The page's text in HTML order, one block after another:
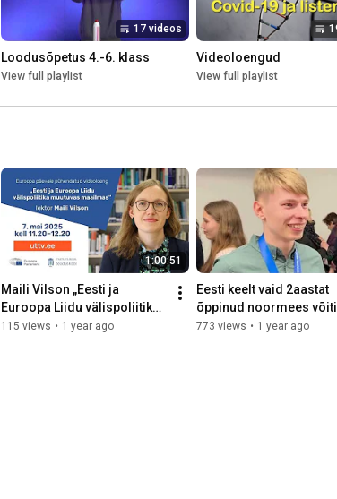
17 videos
Loodusõpetus 4.-6. klass
View full playlist
Videoloengud
View full playlist
1:00:51
Maili Vilson „Eesti ja
Euroopa Liidu välispoliitika
muutuvas maailmas“｜
115 views • 1 year ago
Eesti keelt vaid 2aastat
õppinud noormees
eesti keele teise keelena
773 views • 1 year ago